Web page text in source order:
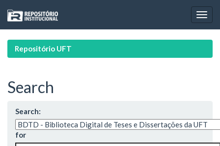
navigation
Repositório UFT
Search
Search:
for